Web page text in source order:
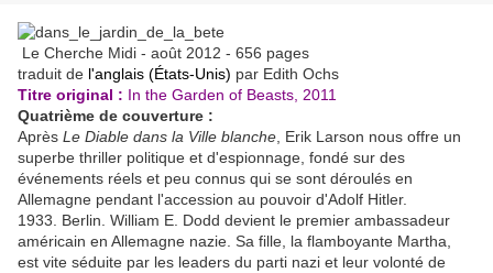
Le Cherche Midi - août 2012 - 656 pages
traduit de l'anglais (États-Unis) par Edith Ochs
Titre original : In the Garden of Beasts, 2011
Quatrième de couverture :
Après Le Diable dans la Ville blanche , Erik Larson nous offre un
superbe thriller politique et d'espionnage, fondé sur des
événements réels et peu connus qui se sont déroulés en
Allemagne pendant l'accession au pouvoir d'Adolf Hitler.
1933. Berlin. William E. Dodd devient le premier ambassadeur
américain en Allemagne nazie. Sa fille, la flamboyante Martha,
est vite séduite par les leaders du parti nazi et leur volonté de